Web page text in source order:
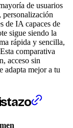
de usuarios
personalización
de IA capaces de
sigue siendo la
rápida y sencilla,
comparativa
acceso sin
adapta mejor a tu